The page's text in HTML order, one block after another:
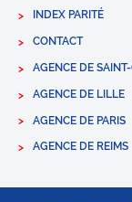
INDEX PARITÉ
CONTACT
AGENCE DE
AGENCE DE LILLE
AGENCE DE PARIS
AGENCE DE REIMS